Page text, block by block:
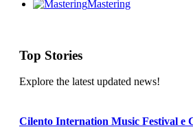
Mastering
Top Stories
Explore the latest updated news!
Cilento Internation Music Festival e